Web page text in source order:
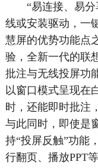
“易连接、易分
线或安装驱动，一
慧屏的优势功能点
验，全新一代的联
批注与无线投屏功
以窗口模式呈现在
时，还能即时批注
与此同时，即使是
持“投屏反触”功能
行翻页、播放PPT